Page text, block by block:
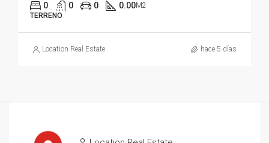
0 0 0 0.00M2
TERRENO
Location Real Estate hace 5 días